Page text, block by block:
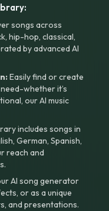
songs across
hip-hop, classical,
by advanced AI
Easily find or create
whether it’s
our AI music
includes songs in
German, Spanish,
reach and
AI song generator
or as a unique
and presentations.